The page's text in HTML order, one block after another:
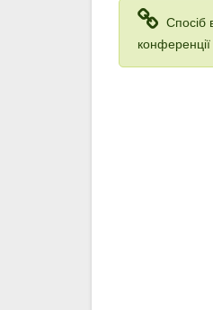
Спосіб